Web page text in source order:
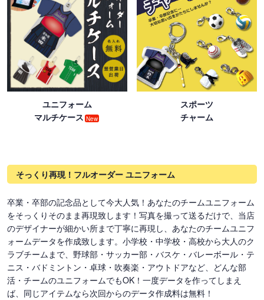
ユニフォーム
マルチケース New
スポーツ
チャーム
そっくり再現！フルオーダー ユニフォーム
卒業・卒部の記念品として今大人気！あなたのチームユニフォーム
をそっくりそのまま再現致します！写真を撮って送るだけで、当店
のデザイナーが細かい所まで丁寧に再現し、あなたのチームユニフ
ォームデータを作成致します。小学校・中学校・高校から大人のク
ラブチームまで、野球部・サッカー部・バスケ・バレーボール・テ
ニス・バドミントン・卓球・吹奏楽・アウトドアなど、どんな部
活・チームのユニフォームでもOK！一度データを作ってしまえ
ば、同じアイテムなら次回からのデータ作成料は無料！